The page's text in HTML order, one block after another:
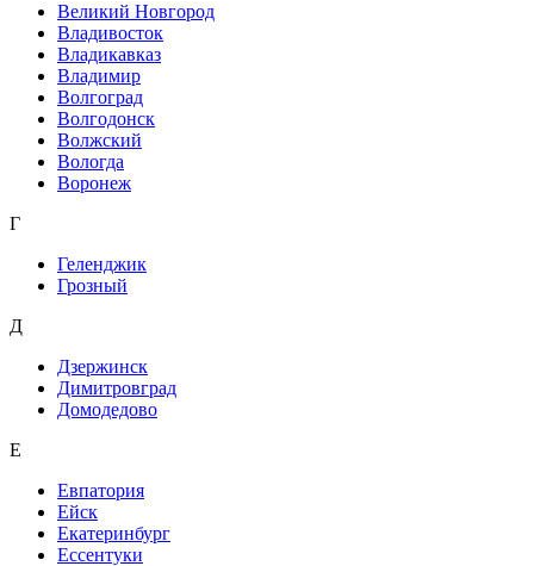
Великий Новгород
Владивосток
Владикавказ
Владимир
Волгоград
Волгодонск
Волжский
Вологда
Воронеж
Г
Геленджик
Грозный
Д
Дзержинск
Димитровград
Домодедово
Е
Евпатория
Ейск
Екатеринбург
Ессентуки